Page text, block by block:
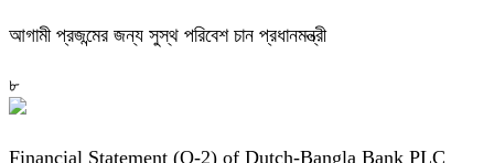
আগামী প্রজন্মের জন্য সুস্থ পরিবেশ চান প্রধানমন্ত্রী
৮
Financial Statement (Q-2) of Dutch-Bangla Bank PLC